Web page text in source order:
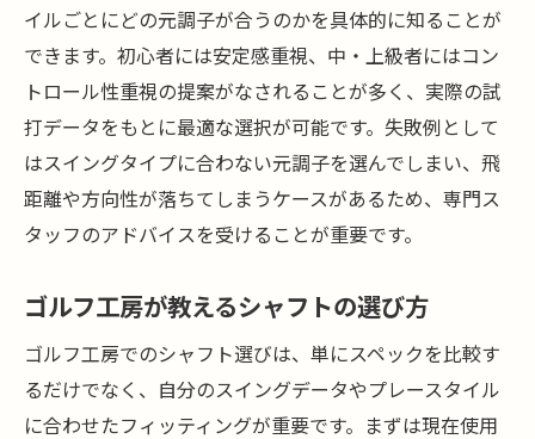
イルごとにどの元調子が合うのかを具体的に知ることが
できます。初心者には安定感重視、中・上級者にはコン
トロール性重視の提案がなされることが多く、実際の試
打データをもとに最適な選択が可能です。失敗例として
はスイングタイプに合わない元調子を選んでしまい、飛
距離や方向性が落ちてしまうケースがあるため、専門ス
タッフのアドバイスを受けることが重要です。
ゴルフ工房が教えるシャフトの選び方
ゴルフ工房でのシャフト選びは、単にスペックを比較す
るだけでなく、自分のスイングデータやプレースタイル
に合わせたフィッティングが重要です。まずは現在使用